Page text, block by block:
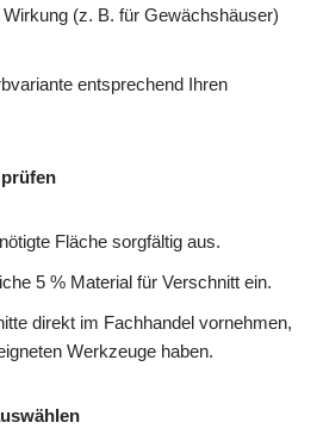
(z. B. für Gewächshäuser)
entsprechend Ihren
Fläche sorgfältig aus.
5 % Material für Verschnitt ein.
direkt im Fachhandel vornehmen,
Werkzeuge haben.